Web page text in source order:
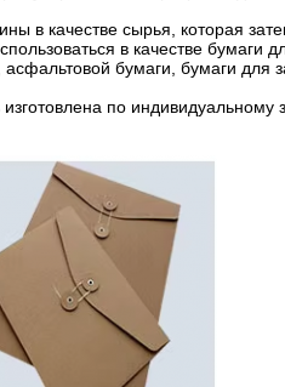
в качестве сырья, которая
в качестве бумаги
бумаги, бумаги для
по индивидуальному